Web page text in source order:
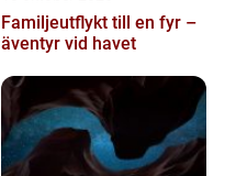
Familjeutflykt till en fyr –
äventyr vid havet